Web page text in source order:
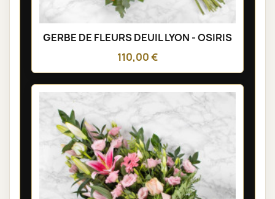
GERBE DE FLEURS DEUIL LYON - OSIRIS
110,00 €